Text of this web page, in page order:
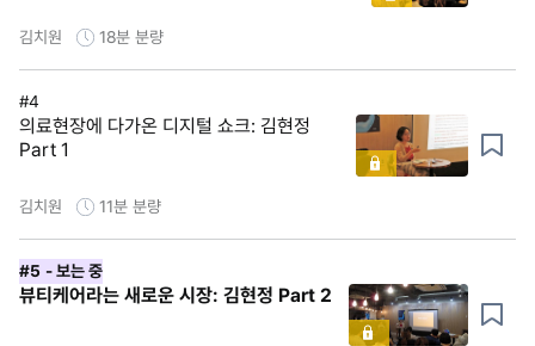
김치원 18분 분량
#4
의료현장에 다가온 디지털 쇼크: 김현정
Part 1
김치원 11분 분량
#5 - 보는 중
뷰티케어라는 새로운 시장: 김현정 Part 2